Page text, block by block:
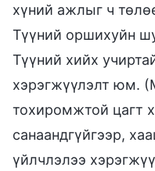
хүний ажлыг ч
Түүний оршихуйн
Түүний хийх
хэрэгжүүлэлт юм.
тохиромжтой цагт
санаандгүйгээр,
үйлчлэлээ